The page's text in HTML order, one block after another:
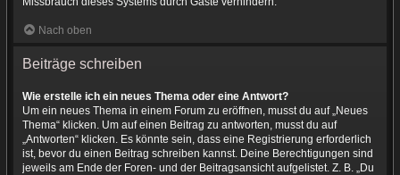
Nach oben
Beiträge schreiben
Wie erstelle ich ein neues Thema oder eine Antwort?
Um ein neues Thema in einem Forum zu eröffnen, musst du auf „Neues
Thema“ klicken. Um auf einen Beitrag zu antworten, musst du auf
„Antworten“ klicken. Es könnte sein, dass eine Registrierung erforderlich
ist, bevor du einen Beitrag schreiben kannst. Deine Berechtigungen sind
jeweils am Ende der Foren- und der Beitragsansicht aufgelistet. Z. B. „Du